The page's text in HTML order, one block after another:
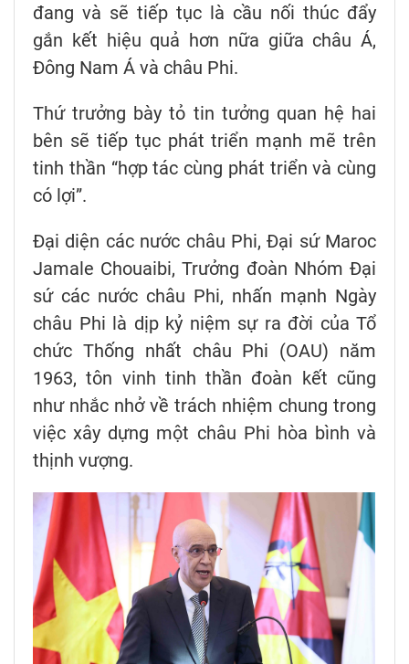
đang và sẽ tiếp tục là cầu nối thúc đẩy
gắn kết hiệu quả hơn nữa giữa châu Á,
Đông Nam Á và châu Phi.
Thứ trưởng bày tỏ tin tưởng quan hệ hai
bên sẽ tiếp tục phát triển mạnh mẽ trên
tinh thần “hợp tác cùng phát triển và cùng
có lợi”.
Đại diện các nước châu Phi, Đại sứ Maroc
Jamale Chouaibi, Trưởng đoàn Nhóm Đại
sứ các nước châu Phi, nhấn mạnh Ngày
châu Phi là dịp kỷ niệm sự ra đời của Tổ
chức Thống nhất châu Phi (OAU) năm
1963, tôn vinh tinh thần đoàn kết cũng
như nhắc nhở về trách nhiệm chung trong
việc xây dựng một châu Phi hòa bình và
thịnh vượng.